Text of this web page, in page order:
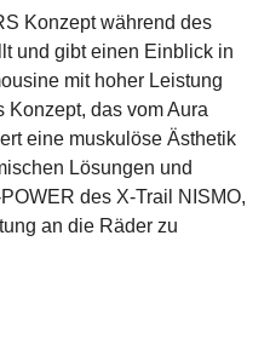
Konzept während des
und gibt einen Einblick in
mit hoher Leistung
Konzept, das vom Aura
eine muskulöse Ästhetik
Lösungen und
des X-Trail NISMO,
an die Räder zu